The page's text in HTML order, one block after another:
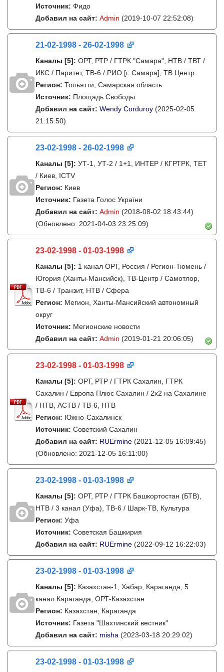
Источник: Фидо
Добавил на сайт: Admin (2019-10-07 22:52:08)
21-02-1998 - 26-02-1998
Каналы [5]: ОРТ, РТР / ГТРК "Самара", НТВ / ТВТ /
ИКС / Паритет, ТВ-6 / РИО [г. Самара], ТВ Центр
Регион: Тольятти, Самарская область
Источник: Площадь Свободы
Добавил на сайт: Wendy Corduroy (2025-02-05
21:15:50)
23-02-1998 - 26-02-1998
Каналы [5]: УТ-1, УТ-2 / 1+1, ИНТЕР / КГРТРК, ТЕТ
/ Киев, ICTV
Регион: Киев
Источник: Газета Голос України
Добавил на сайт: Admin (2018-08-02 18:43:44)
(Обновлено: 2021-04-03 23:25:09)
23-02-1998 - 01-03-1998
Каналы [5]: 1 канал ОРТ, Россия / Регион-Тюмень /
Югория (Ханты-Мансийск), ТВ-Центр / Самотлор,
ТВ-6 / Транзит, НТВ / Сфера
Регион: Мегион, Ханты-Мансийский автономный
округ
Источник: Мегионские новости
Добавил на сайт: Admin (2019-01-21 20:06:05)
23-02-1998 - 01-03-1998
Каналы [5]: ОРТ, РТР / ГТРК Сахалин, ГТРК
Сахалин / Европа Плюс Сахалин / 2х2 на Сахалине
/ НТВ, АСТВ / ТВ-6, НТВ
Регион: Южно-Сахалинск
Источник: Советский Сахалин
Добавил на сайт: RUErmine (2021-12-05 16:09:45)
(Обновлено: 2021-12-05 16:11:00)
23-02-1998 - 01-03-1998
Каналы [5]: ОРТ, РТР / ГТРК Башкортостан (БТВ),
НТВ / 3 канал (Уфа), ТВ-6 / Шарк-ТВ, Культура
Регион: Уфа
Источник: Советская Башкирия
Добавил на сайт: RUErmine (2022-09-12 16:22:03)
23-02-1998 - 01-03-1998
Каналы [5]: Казахстан-1, Хабар, Караганда, 5
канал Караганда, ОРТ-Казахстан
Регион: Казахстан, Караганда
Источник: Газета "Шахтинский вестник"
Добавил на сайт: misha (2023-03-18 20:29:02)
23-02-1998 - 01-03-1998